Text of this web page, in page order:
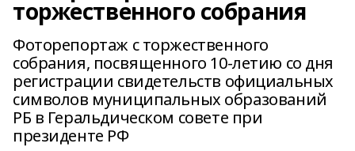
торжественного собрания
Фоторепортаж с торжественного
собрания, посвященного 10-летию со дня
регистрации свидетельств официальных
символов муниципальных образований
РБ в Геральдическом совете при
президенте РФ